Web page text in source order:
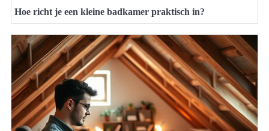
Hoe richt je een kleine badkamer praktisch in?